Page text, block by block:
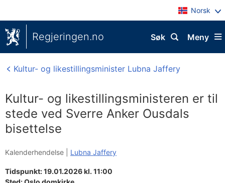
Norsk
Regjeringen.no Meny
Søk
Kultur- og likestillingsminister Lubna Jaffery
Kultur- og likestillingsministeren er til
stede ved Sverre Anker Ousdals
bisettelse
Kalenderhendelse | Lubna Jaffery
Tidspunkt: 19.01.2026 kl. 11:00